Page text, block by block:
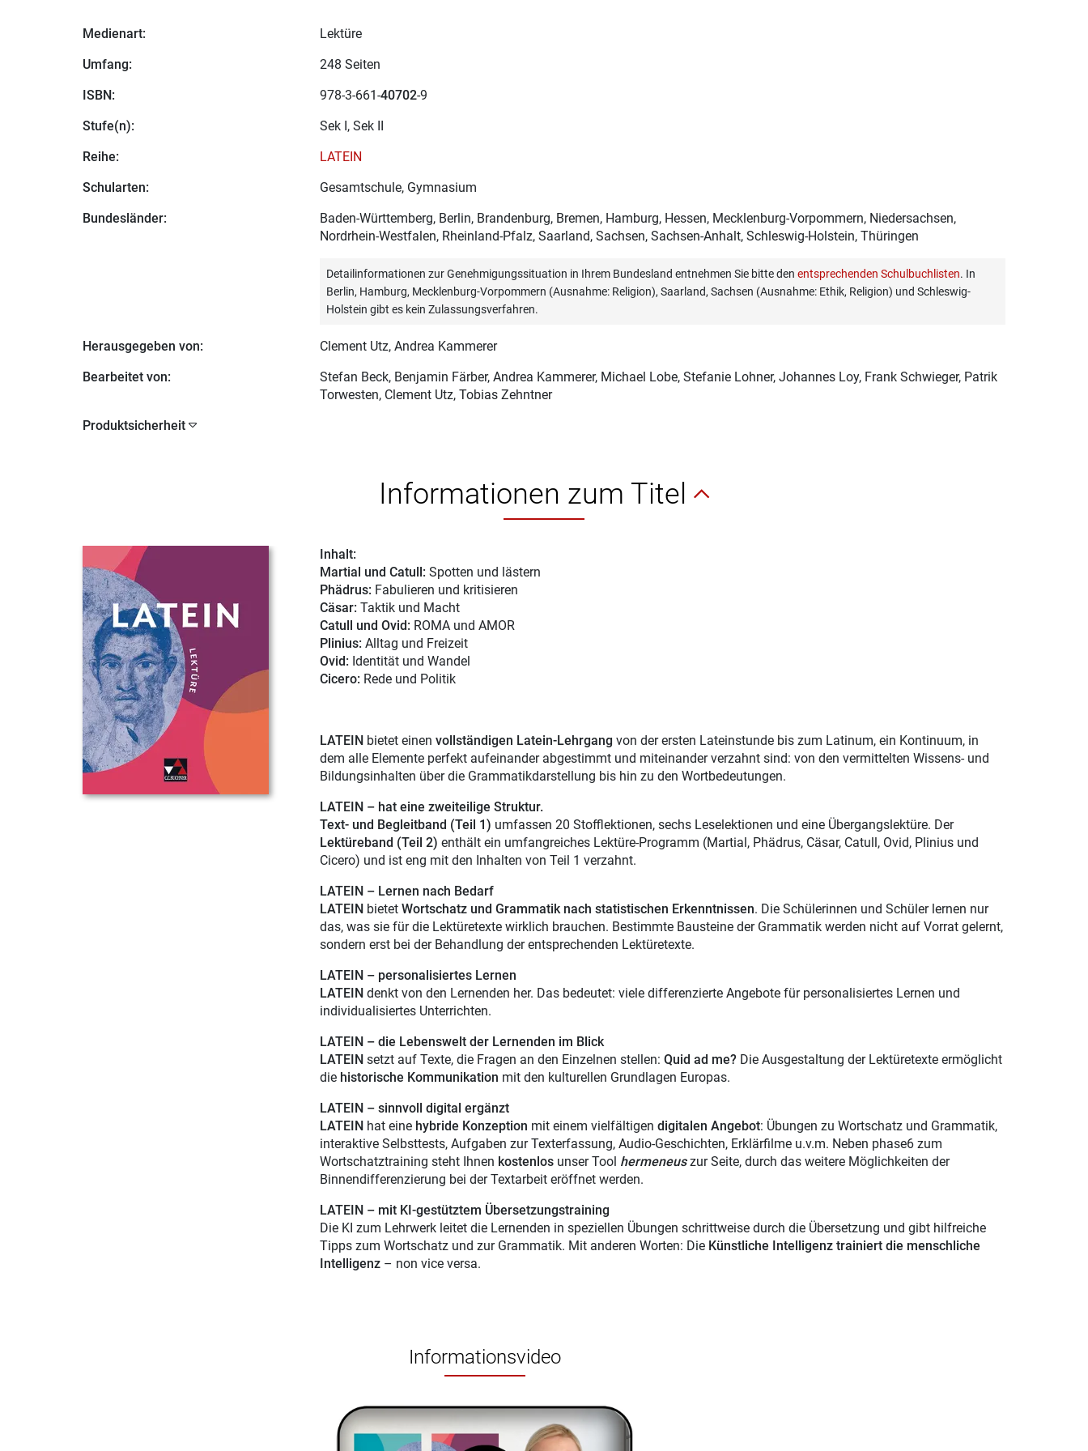
Medienart:
Lektüre
Umfang:
248 Seiten
ISBN:
978-3-661-40702-9
Stufe(n):
Sek I, Sek II
Reihe:
LATEIN
Schularten:
Gesamtschule, Gymnasium
Bundesländer:
Baden-Württemberg, Berlin, Brandenburg, Bremen, Hamburg, Hessen, Mecklenburg-Vorpommern, Niedersachsen,
Nordrhein-Westfalen, Rheinland-Pfalz, Saarland, Sachsen, Sachsen-Anhalt, Schleswig-Holstein, Thüringen
Detailinformationen zur Genehmigungssituation in Ihrem Bundesland entnehmen Sie bitte den entsprechenden Schulbuchlisten. In
Berlin, Hamburg, Mecklenburg-Vorpommern (Ausnahme: Religion), Saarland, Sachsen (Ausnahme: Ethik, Religion) und Schleswig-
Holstein gibt es kein Zulassungsverfahren.
Herausgegeben von: Clement Utz, Andrea Kammerer
Bearbeitet von:
Stefan Beck, Benjamin Färber, Andrea Kammerer, Michael Lobe, Stefanie Lohner, Johannes Loy, Frank Schwieger, Patrik
Torwesten, Clement Utz, Tobias Zehntner
Produktsicherheit
Informationen zum Titel
Inhalt:
Martial und Catull: Spotten und lästern
Phädrus: Fabulieren und kritisieren
Cäsar: Taktik und Macht
Catull und Ovid: ROMA und AMOR
Plinius: Alltag und Freizeit
Ovid: Identität und Wandel
Cicero: Rede und Politik
LATEINbietet einen vollständigen Latein-Lehrgang von der ersten Lateinstunde bis zum Latinum, ein Kontinuum, in
dem alle Elemente perfekt aufeinander abgestimmt und miteinander verzahnt sind: von den vermittelten Wissens- und
Bildungsinhalten über die Grammatikdarstellung bis hin zu den Wortbedeutungen.
LATEIN – hat eine zweiteilige Struktur.
Text- und Begleitband (Teil 1) umfassen 20 Stofflektionen, sechs Leselektionen und eine Übergangslektüre. Der
Lektüreband (Teil 2) enthält ein umfangreiches Lektüre-Programm (Martial, Phädrus, Cäsar, Catull, Ovid, Plinius und
Cicero) und ist eng mit den Inhalten von Teil 1 verzahnt.
LATEIN – Lernen nach Bedarf
LATEINbietet Wortschatz und Grammatik nach statistischen Erkenntnissen. Die Schülerinnen und Schüler lernen nur
das, was sie für die Lektüretexte wirklich brauchen. Bestimmte Bausteine der Grammatik werden nicht auf Vorrat gelernt,
sondern erst bei der Behandlung der entsprechenden Lektüretexte.
LATEIN – personalisiertes Lernen
LATEINdenkt von den Lernenden her. Das bedeutet: viele differenzierte Angebote für personalisiertes Lernen und
individualisiertes Unterrichten.
LATEIN – die Lebenswelt der Lernenden im Blick
LATEINsetzt auf Texte, die Fragen an den Einzelnen stellen: Quid ad me?Die Ausgestaltung der Lektüretexte ermöglicht
die historische Kommunikation mit den kulturellen Grundlagen Europas.
LATEIN – sinnvoll digital ergänzt
LATEINhat eine hybride Konzeption mit einem vielfältigen digitalen Angebot: Übungen zu Wortschatz und Grammatik,
interaktive Selbsttests, Aufgaben zur Texterfassung, Audio-Geschichten, Erklärfilme u.v.m. Neben phase6 zum
Wortschatztraining steht Ihnen kostenlosunser Tool hermeneuszur Seite, durch das weitere Möglichkeiten der
Binnendifferenzierung bei der Textarbeit eröffnet werden.
LATEIN – mit KI-gestütztem Übersetzungstraining
Die KI zum Lehrwerk leitet die Lernenden in speziellen Übungen schrittweise durch die Übersetzung und gibt hilfreiche
Tipps zum Wortschatz und zur Grammatik. Mit anderen Worten: Die Künstliche Intelligenz trainiert die menschliche
Intelligenz– non vice versa.
Informationsvideo